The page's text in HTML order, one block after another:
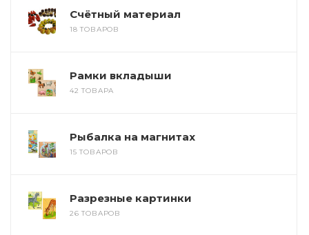
Счётный материал
18 ТОВАРОВ
Рамки вкладыши
42 ТОВАРА
Рыбалка на магнитах
15 ТОВАРОВ
Разрезные картинки
26 ТОВАРОВ